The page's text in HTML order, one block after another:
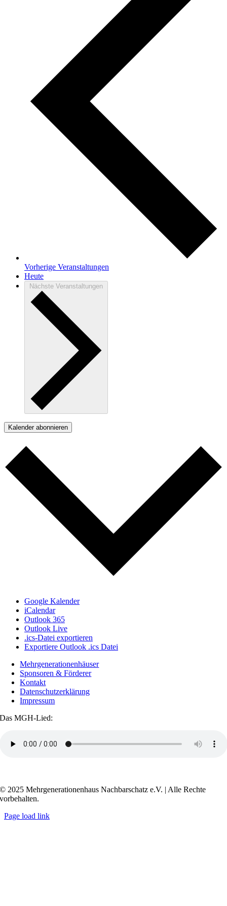
Vorherige Veranstaltungen
Heute
Nächste Veranstaltungen
Kalender abonnieren
Google Kalender
iCalendar
Outlook 365
Outlook Live
.ics-Datei exportieren
Exportiere Outlook .ics Datei
Mehrgenerationenhäuser
Sponsoren & Förderer
Kontakt
Datenschutzerklärung
Impressum
Das MGH-Lied:
© 2025 Mehrgenerationenhaus Nachbarschatz e.V. | Alle Rechte
vorbehalten.
Page load link